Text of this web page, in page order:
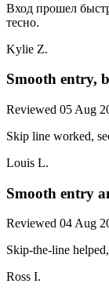
Вход прошел
тесно.
Kylie Z.
Smooth entry,
Reviewed 05 Aug
Skip line worked,
Louis L.
Smooth entry
Reviewed 04 Aug
Skip-the-line
Ross I.